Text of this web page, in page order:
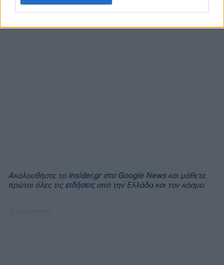
Ακολουθήστε το insider.gr στο Google Newsκαι μάθετε
πρώτοι όλες τις ειδήσειςαπό την Ελλάδα και τον κόσμο.